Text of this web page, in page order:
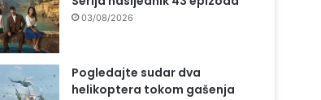
03/08/2026
Pogledajte sudar dva
helikoptera tokom gašenja